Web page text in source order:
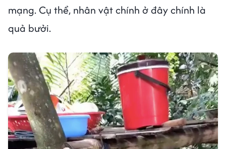
mạng. Cụ thể, nhân vật chính ở đây chính là
quả bưởi.